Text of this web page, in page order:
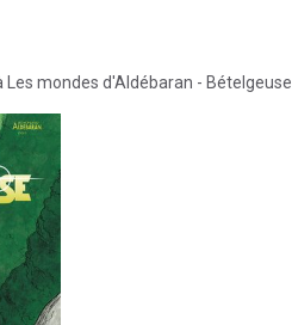
Les mondes d'Aldébaran - Bételgeuse